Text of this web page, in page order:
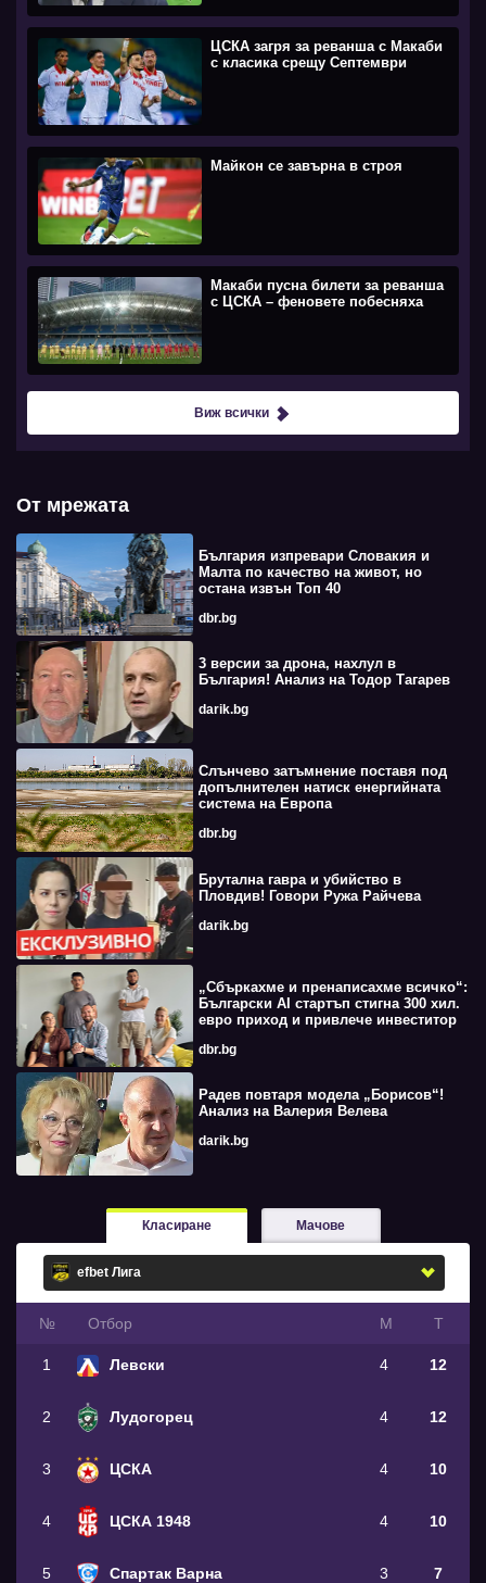
ЦСКА загря за реванша с Макаби
с класика срещу Септември
Майкон се завърна в строя
Макаби пусна билети за реванша
с ЦСКА – феновете побесняха
Виж всички
От мрежата
България изпревари Словакия и
Малта по качество на живот, но
остана извън Топ 40
dbr.bg
3 версии за дрона, нахлул в
България! Анализ на Тодор Тагарев
darik.bg
Слънчево затъмнение поставя под
допълнителен натиск енергийната
система на Европа
dbr.bg
Брутална гавра и убийство в
Пловдив! Говори Ружа Райчева
darik.bg
„Сбъркахме и пренаписахме всичко“:
Български AI стартъп стигна 300 хил.
евро приход и привлече инвеститор
dbr.bg
Радев повтаря модела „Борисов“!
Анализ на Валерия Велева
darik.bg
Класиране Мачове
№ Oтбор М Т
1 Левски 4 12
2 Лудогорец 4 12
3 ЦСКА 4 10
4 ЦСКА 1948 4 10
5 Спартак Варна 3 7